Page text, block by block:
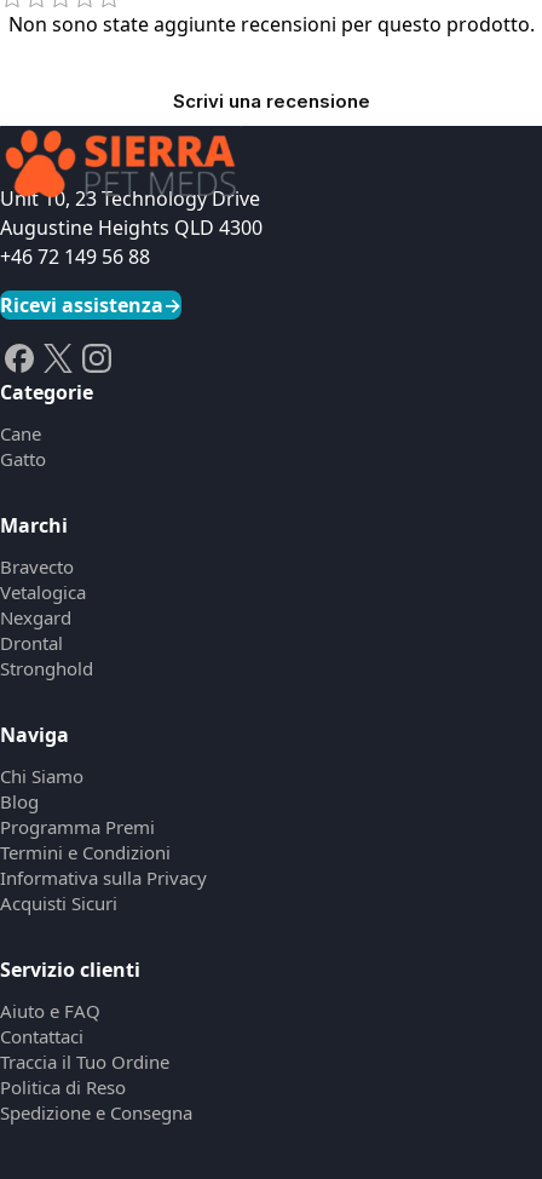
Non sono state aggiunte recensioni per questo prodotto.
Scrivi una recensione
Unit 10, 23 Technology Drive
Augustine Heights QLD 4300
+46 72 149 56 88
Ricevi assistenza→
Categorie
Cane
Gatto
Marchi
Bravecto
Vetalogica
Nexgard
Drontal
Stronghold
Naviga
Chi Siamo
Blog
Programma Premi
Termini e Condizioni
Informativa sulla Privacy
Acquisti Sicuri
Servizio clienti
Aiuto e FAQ
Contattaci
Traccia il Tuo Ordine
Politica di Reso
Spedizione e Consegna